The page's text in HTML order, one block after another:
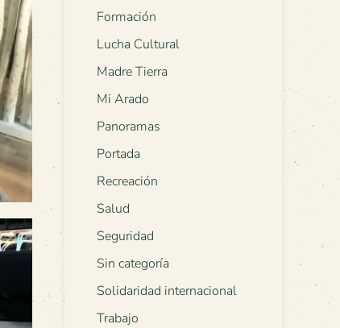
Formación
Lucha Cultural
Madre Tierra
Mi Arado
Panoramas
Portada
Recreación
Salud
Seguridad
Sin categoría
Solidaridad internacional
Trabajo